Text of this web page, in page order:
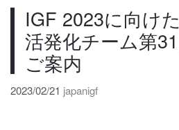
IGF 2023に向け
活発化チーム第
ご案内
2023/02/21 japanigf